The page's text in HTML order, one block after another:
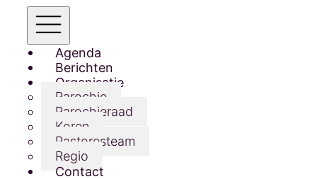
Agenda
Berichten
Organisatie
Parochie
Parochieraad
Koren
Pastoresteam
Regio
Contact